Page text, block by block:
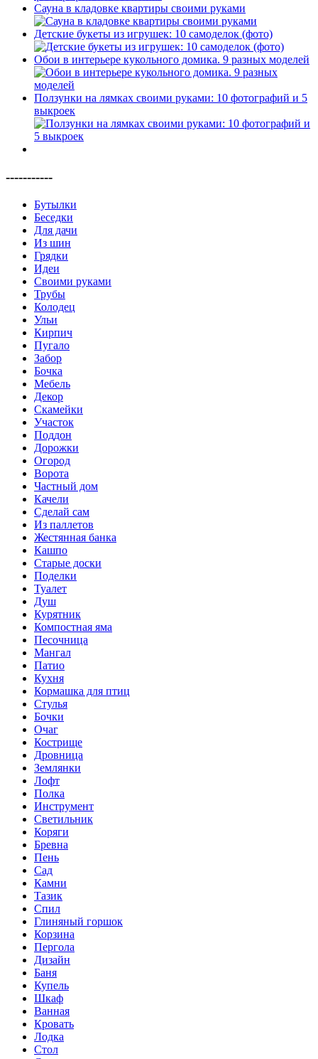
Сауна в кладовке квартиры своими руками
Детские букеты из игрушек: 10 самоделок (фото)
Обои в интерьере кукольного домика. 9 разных моделей
Ползунки на лямках своими руками: 10 фотографий и 5
выкроек
-----------
Бутылки
Беседки
Для дачи
Из шин
Грядки
Идеи
Своими руками
Трубы
Колодец
Ульи
Кирпич
Пугало
Забор
Бочка
Мебель
Декор
Скамейки
Участок
Поддон
Дорожки
Огород
Ворота
Частный дом
Качели
Сделай сам
Из паллетов
Жестянная банка
Кашпо
Старые доски
Поделки
Туалет
Душ
Курятник
Компостная яма
Песочница
Мангал
Патио
Кухня
Кормашка для птиц
Стулья
Бочки
Очаг
Кострище
Дровница
Землянки
Лофт
Полка
Инструмент
Светильник
Коряги
Бревна
Пень
Сад
Камни
Тазик
Спил
Глиняный горшок
Корзина
Пергола
Дизайн
Баня
Купель
Шкаф
Ванная
Кровать
Лодка
Стол